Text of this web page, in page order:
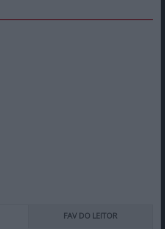
FAV DO LEITOR